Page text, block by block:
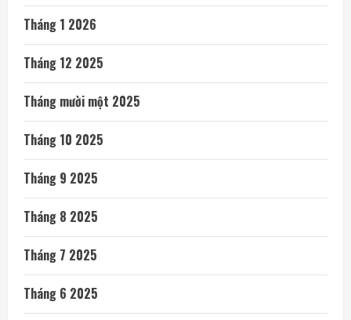
Tháng 1 2026
Tháng 12 2025
Tháng mười một 2025
Tháng 10 2025
Tháng 9 2025
Tháng 8 2025
Tháng 7 2025
Tháng 6 2025